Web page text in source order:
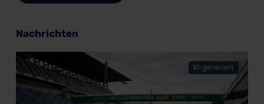
Nachrichten
KI-generiert